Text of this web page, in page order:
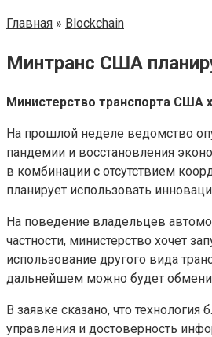
Главная » Blockchain
Минтранс США
Министерство транспорта США
На прошлой неделе ведомство
пандемии и восстановления
в комбинации с отсутствием
планирует использовать
На поведение владельцев
частности, министерство хочет
использование другого вида
дальнейшем можно будет
В заявке сказано, что
управления и достоверность